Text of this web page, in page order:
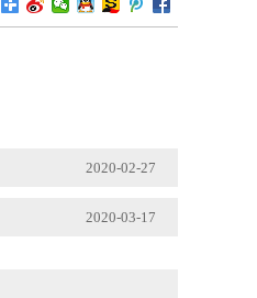
2020-02-27
2020-03-17